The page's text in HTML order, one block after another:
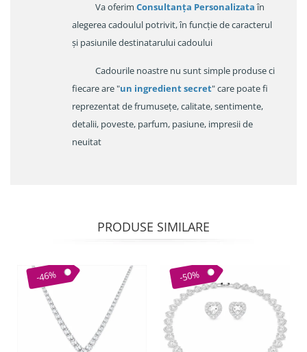
Va oferim Consultanța Personalizataîn
alegerea cadoulul potrivit, în funcție de caracterul
și pasiunile destinatarului cadoului
Cadourile noastre nu sunt simple produse ci
fiecare are "un ingredient secret" care poate fi
reprezentat de frumusețe, calitate, sentimente,
detalii, poveste, parfum, pasiune, impresii de
neuitat
PRODUSE SIMILARE
-46% -50%